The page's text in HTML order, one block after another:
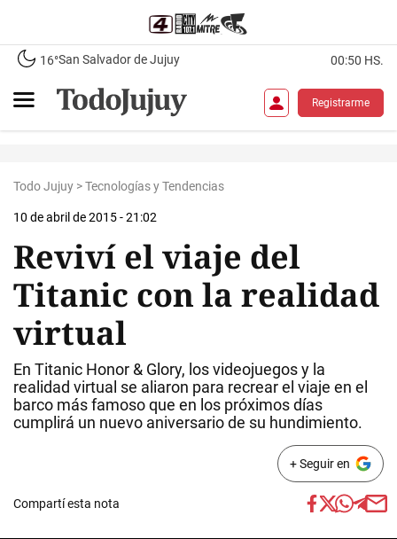
16°San Salvador de Jujuy 00:50 HS.
Registrarme
Todo Jujuy >Tecnologías y Tendencias
10 de abril de 2015 - 21:02
Reviví el viaje del
Titanic con la realidad
virtual
En Titanic Honor & Glory, los videojuegos y la
realidad virtual se aliaron para recrear el viaje en el
barco más famoso que en los próximos días
cumplirá un nuevo aniversario de su hundimiento.
+ Seguir en
Compartí esta nota